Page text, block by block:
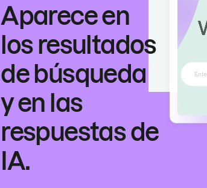
Aparece en
los resultados
de búsqueda
y en las
respuestas de
IA.